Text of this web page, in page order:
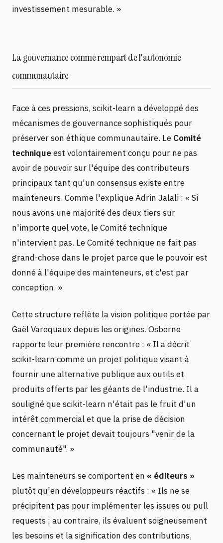
investissement mesurable. »
La gouvernance comme rempart de l'autonomie
communautaire
Face à ces pressions, scikit-learn a développé des
mécanismes de gouvernance sophistiqués pour
préserver son éthique communautaire. Le Comité
techniqueest volontairement conçu pour ne pas
avoir de pouvoir sur l'équipe des contributeurs
principaux tant qu'un consensus existe entre
mainteneurs. Comme l'explique Adrin Jalali : « Si
nous avons une majorité des deux tiers sur
n'importe quel vote, le Comité technique
n'intervient pas. Le Comité technique ne fait pas
grand-chose dans le projet parce que le pouvoir est
donné à l'équipe des mainteneurs, et c'est par
conception. »
Cette structure reflète la vision politique portée par
Gaël Varoquaux depuis les origines. Osborne
rapporte leur première rencontre : « Il a décrit
scikit-learn comme un projet politique visant à
fournir une alternative publique aux outils et
produits offerts par les géants de l'industrie. Il a
souligné que scikit-learn n'était pas le fruit d'un
intérêt commercial et que la prise de décision
concernant le projet devait toujours "venir de la
communauté". »
Les mainteneurs se comportent en « éditeurs »
plutôt qu'en développeurs réactifs : « Ils ne se
précipitent pas pour implémenter les issues ou pull
requests ; au contraire, ils évaluent soigneusement
les besoins et la signification des contributions,